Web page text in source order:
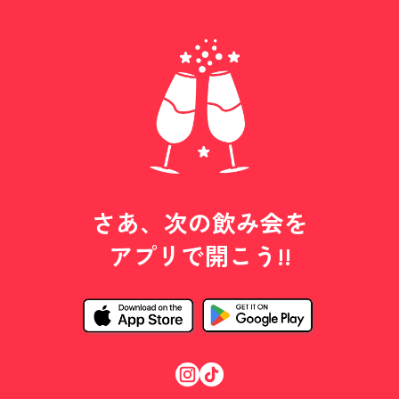
さあ、次の飲み会を
アプリで開こう!!